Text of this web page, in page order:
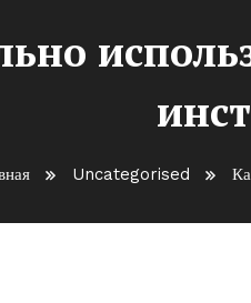
Uncategorised